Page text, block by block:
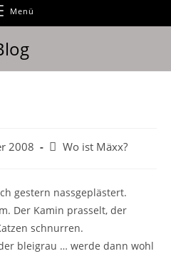
Menü
2008 Wo ist Mäxx?
gestern nassgeplästert.
Der Kamin prasselt, der
schnurren.
bleigrau … werde dann wohl